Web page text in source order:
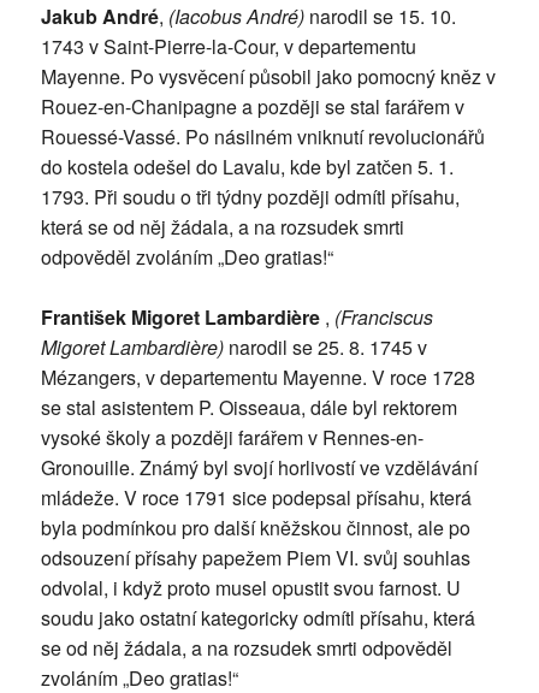
Jakub André, (Iacobus André)narodil se 15. 10.
1743 v Saint-Pierre-la-Cour, v departementu
Mayenne. Po vysvěcení působil jako pomocný kněz v
Rouez-en-Chanipagne a později se stal farářem v
Rouessé-Vassé. Po násilném vniknutí revolucionářů
do kostela odešel do Lavalu, kde byl zatčen 5. 1.
1793. Při soudu o tři týdny později odmítl přísahu,
která se od něj žádala, a na rozsudek smrti
odpověděl zvoláním „Deo gratias!“
František Migoret Lambardière , (Franciscus
Migoret Lambardière)narodil se 25. 8. 1745 v
Mézangers, v departementu Mayenne. V roce 1728
se stal asistentem P. Oisseaua, dále byl rektorem
vysoké školy a později farářem v Rennes-en-
Gronouille. Známý byl svojí horlivostí ve vzdělávání
mládeže. V roce 1791 sice podepsal přísahu, která
byla podmínkou pro další kněžskou činnost, ale po
odsouzení přísahy papežem Piem VI. svůj souhlas
odvolal, i když proto musel opustit svou farnost. U
soudu jako ostatní kategoricky odmítl přísahu, která
se od něj žádala, a na rozsudek smrti odpověděl
zvoláním „Deo gratias!“